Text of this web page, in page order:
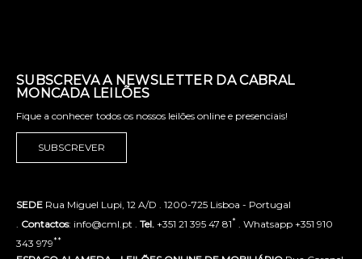
SUBSCREVA A NEWSLETTER DA CABRAL
MONCADA LEILÕES
Fique a conhecer todos os nossos leilões online e presenciais!
SUBSCREVER
SEDE Rua Miguel Lupi, 12 A/D . 1200-725 Lisboa - Portugal
Contactos: info@cml.pt . Tel. +351 21 395 47 81* . Whatsapp +351 910
343 979**